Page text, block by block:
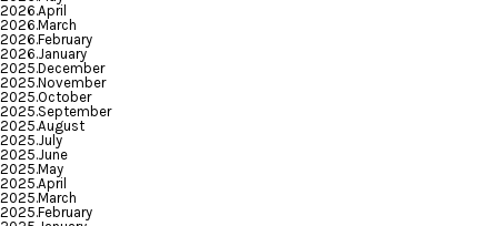
2026.April
2026.March
2026.February
2026.January
2025.December
2025.November
2025.October
2025.September
2025.August
2025.July
2025.June
2025.May
2025.April
2025.March
2025.February